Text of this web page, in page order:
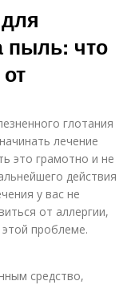
пыль: что
глотания
лечение
это грамотно и не
действия
у вас не
от аллергии,
проблеме.
средство,